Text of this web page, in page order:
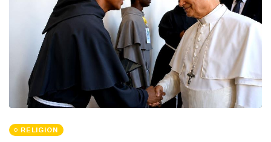
RELIGION